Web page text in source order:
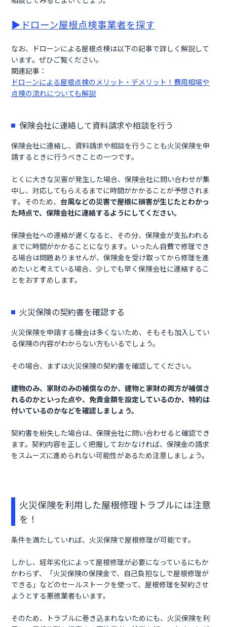
▶ドローン屋根点検事業者を探す
なお、ドローンによる屋根点検は以下の記事で詳しく解説して
います。ぜひご覧ください。
関連記事：
ドローンによる屋根点検のメリット・デメリット！費用相場や
点検の流れについても解説
保険会社に連絡して資料請求や相談を行う
保険会社に連絡し、資料請求や相談を行うことも火災保険を申
請するときに行うべきことの一つです。
とくに大きな災害が発生した場合、保険会社に問い合わせが集
中し、対応してもらえるまでに時間がかかることが予想されま
す。そのため、 台風などの災害で屋根に損害が生じたとわかっ
た時点で、保険会社に連絡するようにしてください。
保険会社への連絡が遅くなると、その分、保険金が支払われる
までに時間がかかることになります。いったん自費で修理でき
る場合は問題ありませんが、保険金を受け取ってから修理を進
めたいと考えている場合、少しでも早く保険会社に連絡するこ
とをおすすめします。
火災保険の契約書を確認する
火災保険を申請する機会は多くないため、そもそも加入してい
る保険の内容がわからない方もいるでしょう。
その場合、まずは火災保険の契約書を確認してください。
建物のみ、家財のみの補償なのか、建物と家財の両方が補償さ
れるのかといった点や、免責金額を設定しているのか、特約は
付いているのかなどを確認しましょう。
契約書を紛失した場合は、保険会社に問い合わせると確認でき
ます。契約内容を正しく把握しておかなければ、保険金の請求
をスムーズに進められない可能性があるため注意しましょう。
火災保険を利用した屋根修理トラブルには注意
を！
条件を満たしていれば、火災保険で屋根修理が可能です。
しかし、経年劣化によって屋根修理が必要になっているにもか
かわらず、「火災保険の保険金で、自己負担なしで屋根修理が
できる」などのセールストークを使って、屋根修理を契約させ
ようとする悪徳業者もいます。
そのため、トラブルに巻き込まれないためにも、火災保険を利